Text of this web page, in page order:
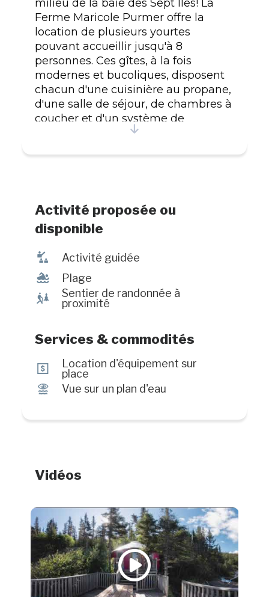
milieu de la baie des Sept Îles! La
Ferme Maricole Purmer offre la
location de plusieurs yourtes
pouvant accueillir jusqu'à 8
personnes. Ces gîtes, à la fois
modernes et bucoliques, disposent
chacun d'une cuisinière au propane,
d'une salle de séjour, de chambres à
coucher et d'un système de
chauffage d'appoint. Les hôtes de
obligatoires. #CITQ : 627537
Activité proposée ou
disponible
î Activité guidée
l Plage
&
Sentier de randonnée à
proximité
Services & commodités
ö
Location d'équipement sur
place
Ï Vue sur un plan d'eau
Vidéos